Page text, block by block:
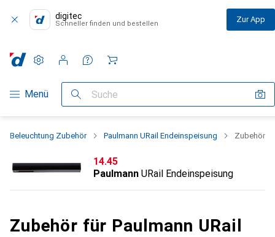
digitec
Schneller finden und bestellen Zur App
Navigation nach Kategorien
Menü Suche
Einstellungen
Kundenkonto
Vergleichslisten
Merklisten
Warenkorb
Beleuchtung Zubehör Paulmann URail Endeinspeisung Zubehör
CHF
14.45
Paulmann URail Endeinspeisung
Zubehör für Paulmann URail